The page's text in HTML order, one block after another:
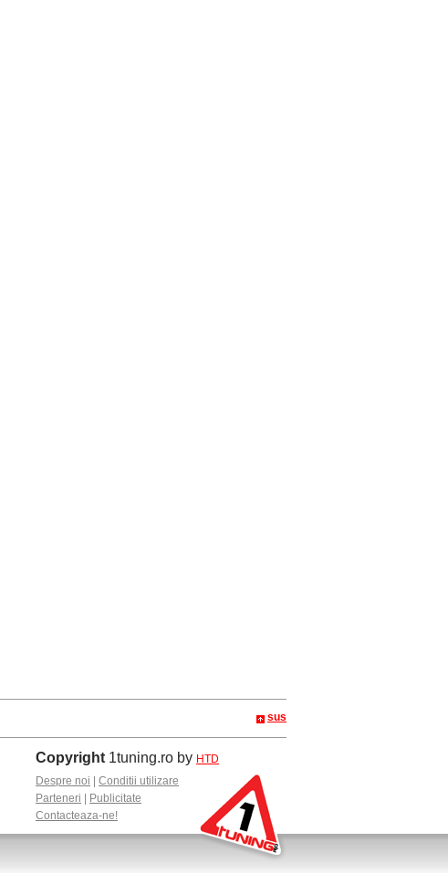
sus
Copyright 1tuning.ro by HTD
Despre noi
Conditii utilizare
Parteneri
Publicitate
Contacteaza-ne!